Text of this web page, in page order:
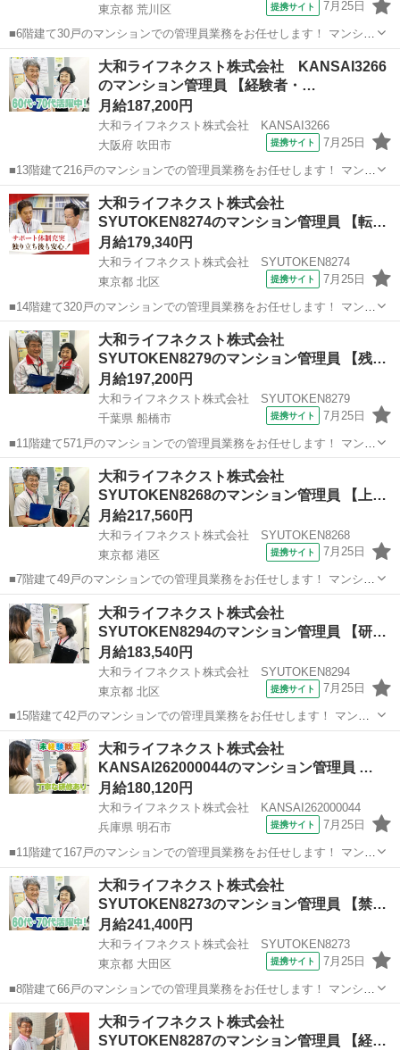
東京都 荒川区 提携サイト 7月25日
■6階建て30戸のマンションでの管理員業務をお任せします！ マンショ
ンにお住まいの方々の快適な暮らしを支える大切な仕事です。 具体的
には ・共用部分の清掃（エントランス・エレベーター内・廊下・階
段・ゴミ置場など） ・受付業...
東京 荒川区 マンション管理
大和ライフネクスト株式会社 KANSAI3266
のマンション管理員 【経験者・…
月給187,200円
大和ライフネクスト株式会社 KANSAI3266
大阪府 吹田市
提携サイト 7月25日
■13階建て216戸のマンションでの管理員業務をお任せします！ マンシ
ョンにお住まいの方々の快適な暮らしを支える大切な仕事です。 具体
的には ・受付業務（来訪者の応対、お住まいのお客様からのお問い合
わせ・ご相談など） ・共...
大阪 吹田市 マンション管理
大和ライフネクスト株式会社
SYUTOKEN8274のマンション管理員 【転
勤…
月給179,340円
大和ライフネクスト株式会社 SYUTOKEN8274
東京都 北区
提携サイト 7月25日
■14階建て320戸のマンションでの管理員業務をお任せします！ マンシ
ョンにお住まいの方々の快適な暮らしを支える大切な仕事です。 具体
的には ・受付業務（来訪者の応対、お住まいのお客様からのお問い合
わせ・ご相談など） ・共...
東京 北区 マンション管理
大和ライフネクスト株式会社
SYUTOKEN8279のマンション管理員 【残
業…
月給197,200円
大和ライフネクスト株式会社 SYUTOKEN8279
千葉県 船橋市
提携サイト 7月25日
■11階建て571戸のマンションでの管理員業務をお任せします！ マンシ
ョンにお住まいの方々の快適な暮らしを支える大切な仕事です。 具体
的には ・受付業務（来訪者の応対、お住まいのお客様からのお問い合
わせ・ご相談など） ・共...
千葉 船橋市 マンション管理
大和ライフネクスト株式会社
SYUTOKEN8268のマンション管理員 【上
場…
月給217,560円
大和ライフネクスト株式会社 SYUTOKEN8268
東京都 港区
提携サイト 7月25日
■7階建て49戸のマンションでの管理員業務をお任せします！ マンショ
ンにお住まいの方々の快適な暮らしを支える大切な仕事です。 具体的
には ・受付業務（来訪者の応対、お住まいのお客様からのお問い合わ
せ・ご相談など） ・共用部...
東京 港区 マンション管理
大和ライフネクスト株式会社
SYUTOKEN8294のマンション管理員 【研
修…
月給183,540円
大和ライフネクスト株式会社 SYUTOKEN8294
東京都 北区
提携サイト 7月25日
■15階建て42戸のマンションでの管理員業務をお任せします！ マンシ
ョンにお住まいの方々の快適な暮らしを支える大切な仕事です。 具体
的には ・共用部分の清掃（エントランス・エレベーター内・廊下・階
段・ゴミ置場など） ・受付...
東京 北区 マンション管理
大和ライフネクスト株式会社
KANSAI262000044のマンション管理員 …
月給180,120円
大和ライフネクスト株式会社 KANSAI262000044
兵庫県 明石市
提携サイト 7月25日
■11階建て167戸のマンションでの管理員業務をお任せします！ マンシ
ョンにお住まいの方々の快適な暮らしを支える大切な仕事です。 具体
的には ・受付業務（来訪者の応対、お住まいのお客様からのお問い合
わせ・ご相談など） ・共...
兵庫 明石市 マンション管理
大和ライフネクスト株式会社
SYUTOKEN8273のマンション管理員 【禁
煙…
月給241,400円
大和ライフネクスト株式会社 SYUTOKEN8273
東京都 大田区
提携サイト 7月25日
■8階建て66戸のマンションでの管理員業務をお任せします！ マンショ
ンにお住まいの方々の快適な暮らしを支える大切な仕事です。 具体的
には ・受付業務（来訪者の応対、お住まいのお客様からのお問い合わ
せ・ご相談など） ・共用部...
東京 大田区 マンション管理
大和ライフネクスト株式会社
SYUTOKEN8287のマンション管理員 【経